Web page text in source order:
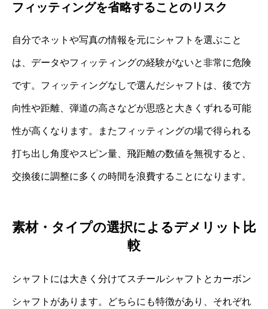
フィッティングを省略することのリスク
自分でネットや写真の情報を元にシャフトを選ぶこと
は、データやフィッティングの経験がないと非常に危険
です。フィッティングなしで選んだシャフトは、後で方
向性や距離、弾道の高さなどが思惑と大きくずれる可能
性が高くなります。またフィッティングの場で得られる
打ち出し角度やスピン量、飛距離の数値を無視すると、
交換後に調整に多くの時間を浪費することになります。
素材・タイプの選択によるデメリット比
較
シャフトには大きく分けてスチールシャフトとカーボン
シャフトがあります。どちらにも特徴があり、それぞれ